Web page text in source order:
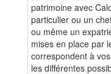
patrimoine avec
particulier ou un
ou même un
mises en place par
correspondent à
les différentes